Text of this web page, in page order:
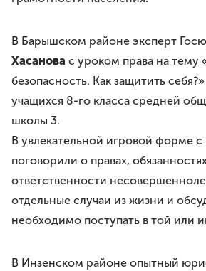
Антикоррупционная деятельность
Молодёжное движение
МЕРОПРИЯТИЯ
ЮрВолга
Юрист года
Юридический диктант
Премия им. И.И.Дмитриева
Моя законотворческая инициатива
ПРЕСС-СЛУЖБА
Буклеты
В Барышском районе эксперт
Хасанова с уроком права на тему
безопасность. Как защитить
учащихся 8-го класса средней
школы 3.
В увлекательной игровой форме с
поговорили о правах,
ответственности
отдельные случаи из жизни и
необходимо поступать в той или
В Инзенском районе опытный